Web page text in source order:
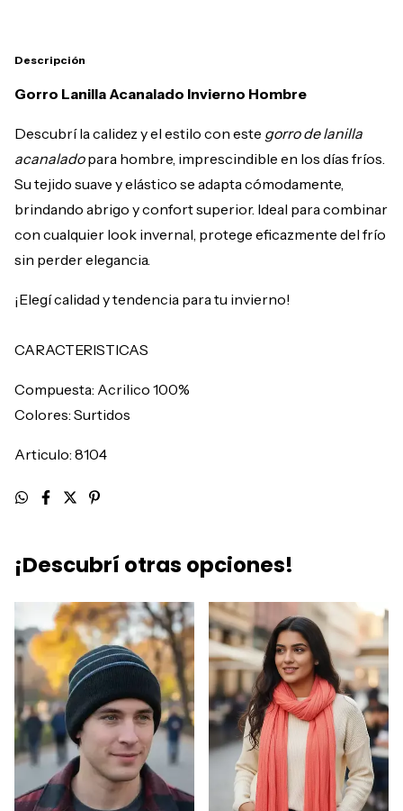
Descripción
Gorro Lanilla Acanalado Invierno Hombre
Descubrí la calidez y el estilo con este gorro de lanilla
acanaladopara hombre, imprescindible en los días fríos.
Su tejido suave y elástico se adapta cómodamente,
brindando abrigo y confort superior. Ideal para combinar
con cualquier look invernal, protege eficazmente del frío
sin perder elegancia.
¡Elegí calidad y tendencia para tu invierno!
CARACTERISTICAS
Compuesta: Acrilico 100%
Colores: Surtidos
Articulo: 8104
¡Descubrí otras opciones!